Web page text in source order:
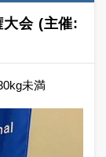
会 (主催:
未満